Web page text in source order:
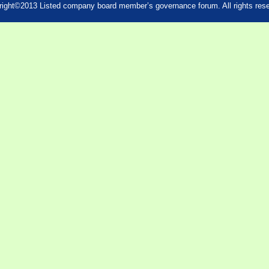
Listed company board member’s governance forum. All rights